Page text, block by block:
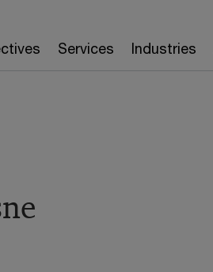
Services Industries